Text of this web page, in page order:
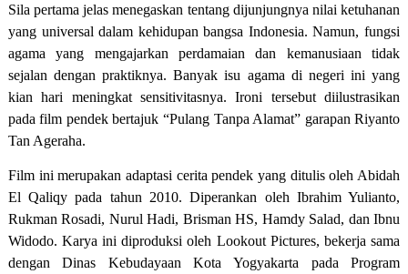
Sila pertama jelas menegaskan tentang dijunjungnya nilai ketuhanan
yang universal dalam kehidupan bangsa Indonesia. Namun, fungsi
agama yang mengajarkan perdamaian dan kemanusiaan tidak
sejalan dengan praktiknya. Banyak isu agama di negeri ini yang
kian hari meningkat sensitivitasnya. Ironi tersebut diilustrasikan
pada film pendek bertajuk “Pulang Tanpa Alamat” garapan Riyanto
Tan Ageraha.
Film ini merupakan adaptasi cerita pendek yang ditulis oleh Abidah
El Qaliqy pada tahun 2010. Diperankan oleh Ibrahim Yulianto,
Rukman Rosadi, Nurul Hadi, Brisman HS, Hamdy Salad, dan Ibnu
Widodo. Karya ini diproduksi oleh Lookout Pictures, bekerja sama
dengan Dinas Kebudayaan Kota Yogyakarta pada Program